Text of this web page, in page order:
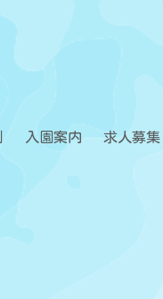
入園案内 求人募集